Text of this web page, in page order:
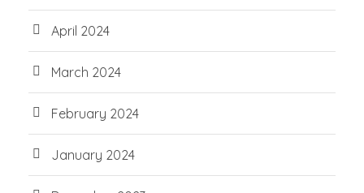
April 2024
March 2024
February 2024
January 2024